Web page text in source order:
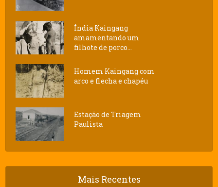
Índia Kaingang
amamentando um
filhote de porco...
Homem Kaingang com
arco e flecha e chapéu
Estação de Triagem
Paulista
Mais Recentes